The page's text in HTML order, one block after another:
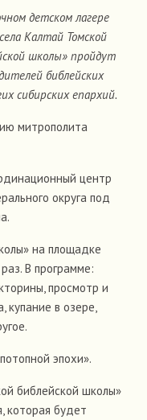
детском лагере
Калтай Томской
школы» пройдут
библейских
сибирских епархий.
митрополита
центр
округа под
на площадке
В программе:
просмотр и
в озере,
эпохи».
библейской школы»
которая будет